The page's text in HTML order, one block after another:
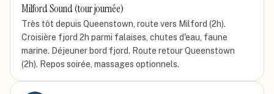
Milford Sound (tour journée)
Très tôt depuis Queenstown, route vers Milford (2h).
Croisière fjord 2h parmi falaises, chutes d'eau, faune
marine. Déjeuner bord fjord. Route retour Queenstown
(2h). Repos soirée, massages optionnels.